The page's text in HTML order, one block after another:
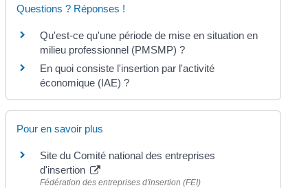
Questions ? Réponses !
Qu'est-ce qu'une période de mise en situation en
milieu professionnel (PMSMP) ?
En quoi consiste l'insertion par l'activité
économique (IAE) ?
Pour en savoir plus
Site du Comité national des entreprises
d'insertion
Fédération des entreprises d'insertion (FEI)